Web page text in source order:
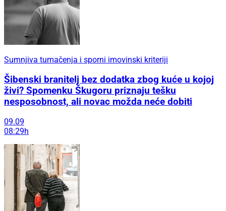
Sumnjiva tumačenja i sporni imovinski kriteriji
Šibenski branitelj bez dodatka zbog kuće u kojoj
živi? Spomenku Škugoru priznaju tešku
nesposobnost, ali novac možda neće dobiti
09.09
08:29h